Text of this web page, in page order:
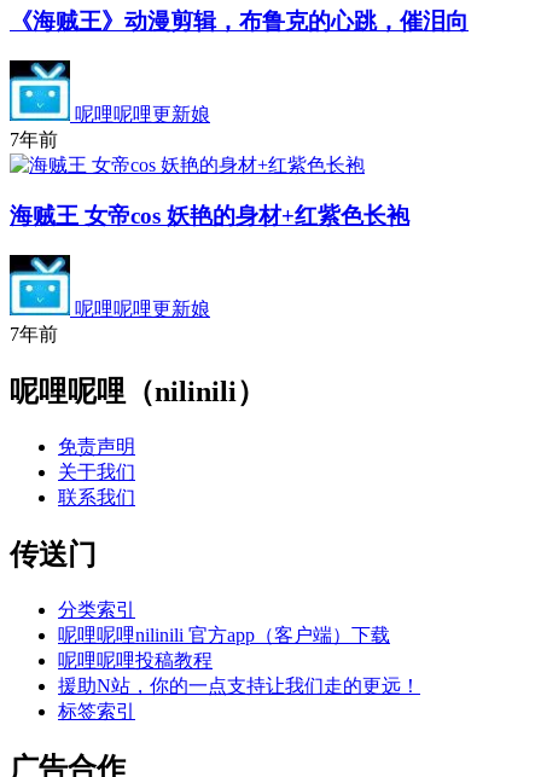
《海贼王》动漫剪辑，布鲁克的心跳，催泪向
呢哩呢哩更新娘
7年前
海贼王 女帝cos 妖艳的身材+红紫色长袍
呢哩呢哩更新娘
7年前
呢哩呢哩（nilinili）
免责声明
关于我们
联系我们
传送门
分类索引
呢哩呢哩nilinili 官方app（客户端）下载
呢哩呢哩投稿教程
援助N站，你的一点支持让我们走的更远！
标签索引
广告合作